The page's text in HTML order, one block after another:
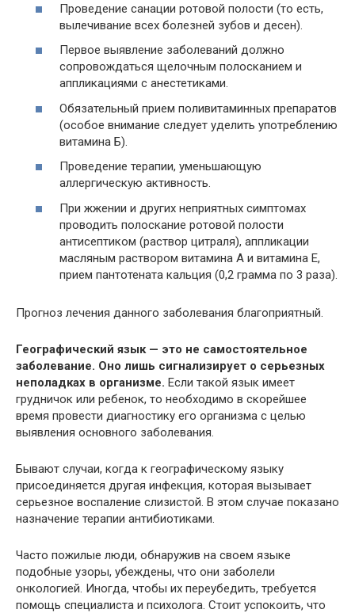
Проведение санации ротовой полости (то есть,
вылечивание всех болезней зубов и десен).
Первое выявление заболеваний должно
сопровождаться щелочным полосканием и
аппликациями с анестетиками.
Обязательный прием поливитаминных препаратов
(особое внимание следует уделить употреблению
витамина Б).
Проведение терапии, уменьшающую
аллергическую активность.
При жжении и других неприятных симптомах
проводить полоскание ротовой полости
антисептиком (раствор цитраля), аппликации
масляным раствором витамина А и витамина Е,
прием пантотената кальция (0,2 грамма по 3 раза).
Прогноз лечения данного заболевания благоприятный.
Географический язык — это не самостоятельное
заболевание. Оно лишь сигнализирует о серьезных
неполадках в организме. Если такой язык имеет
грудничок или ребенок, то необходимо в скорейшее
время провести диагностику его организма с целью
выявления основного заболевания.
Бывают случаи, когда к географическому языку
присоединяется другая инфекция, которая вызывает
серьезное воспаление слизистой. В этом случае показано
назначение терапии антибиотиками.
Часто пожилые люди, обнаружив на своем языке
подобные узоры, убеждены, что они заболели
онкологией. Иногда, чтобы их переубедить, требуется
помощь специалиста и психолога. Стоит успокоить, что